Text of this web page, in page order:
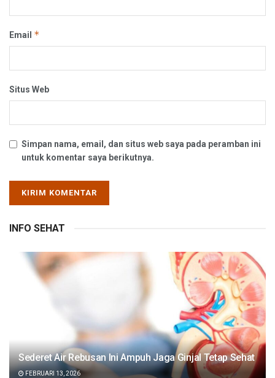
Email *
Situs Web
Simpan nama, email, dan situs web saya pada peramban ini
untuk komentar saya berikutnya.
INFO SEHAT
Sederet Air Rebusan Ini Ampuh Jaga Ginjal Tetap Sehat
FEBRUARI 13, 2026